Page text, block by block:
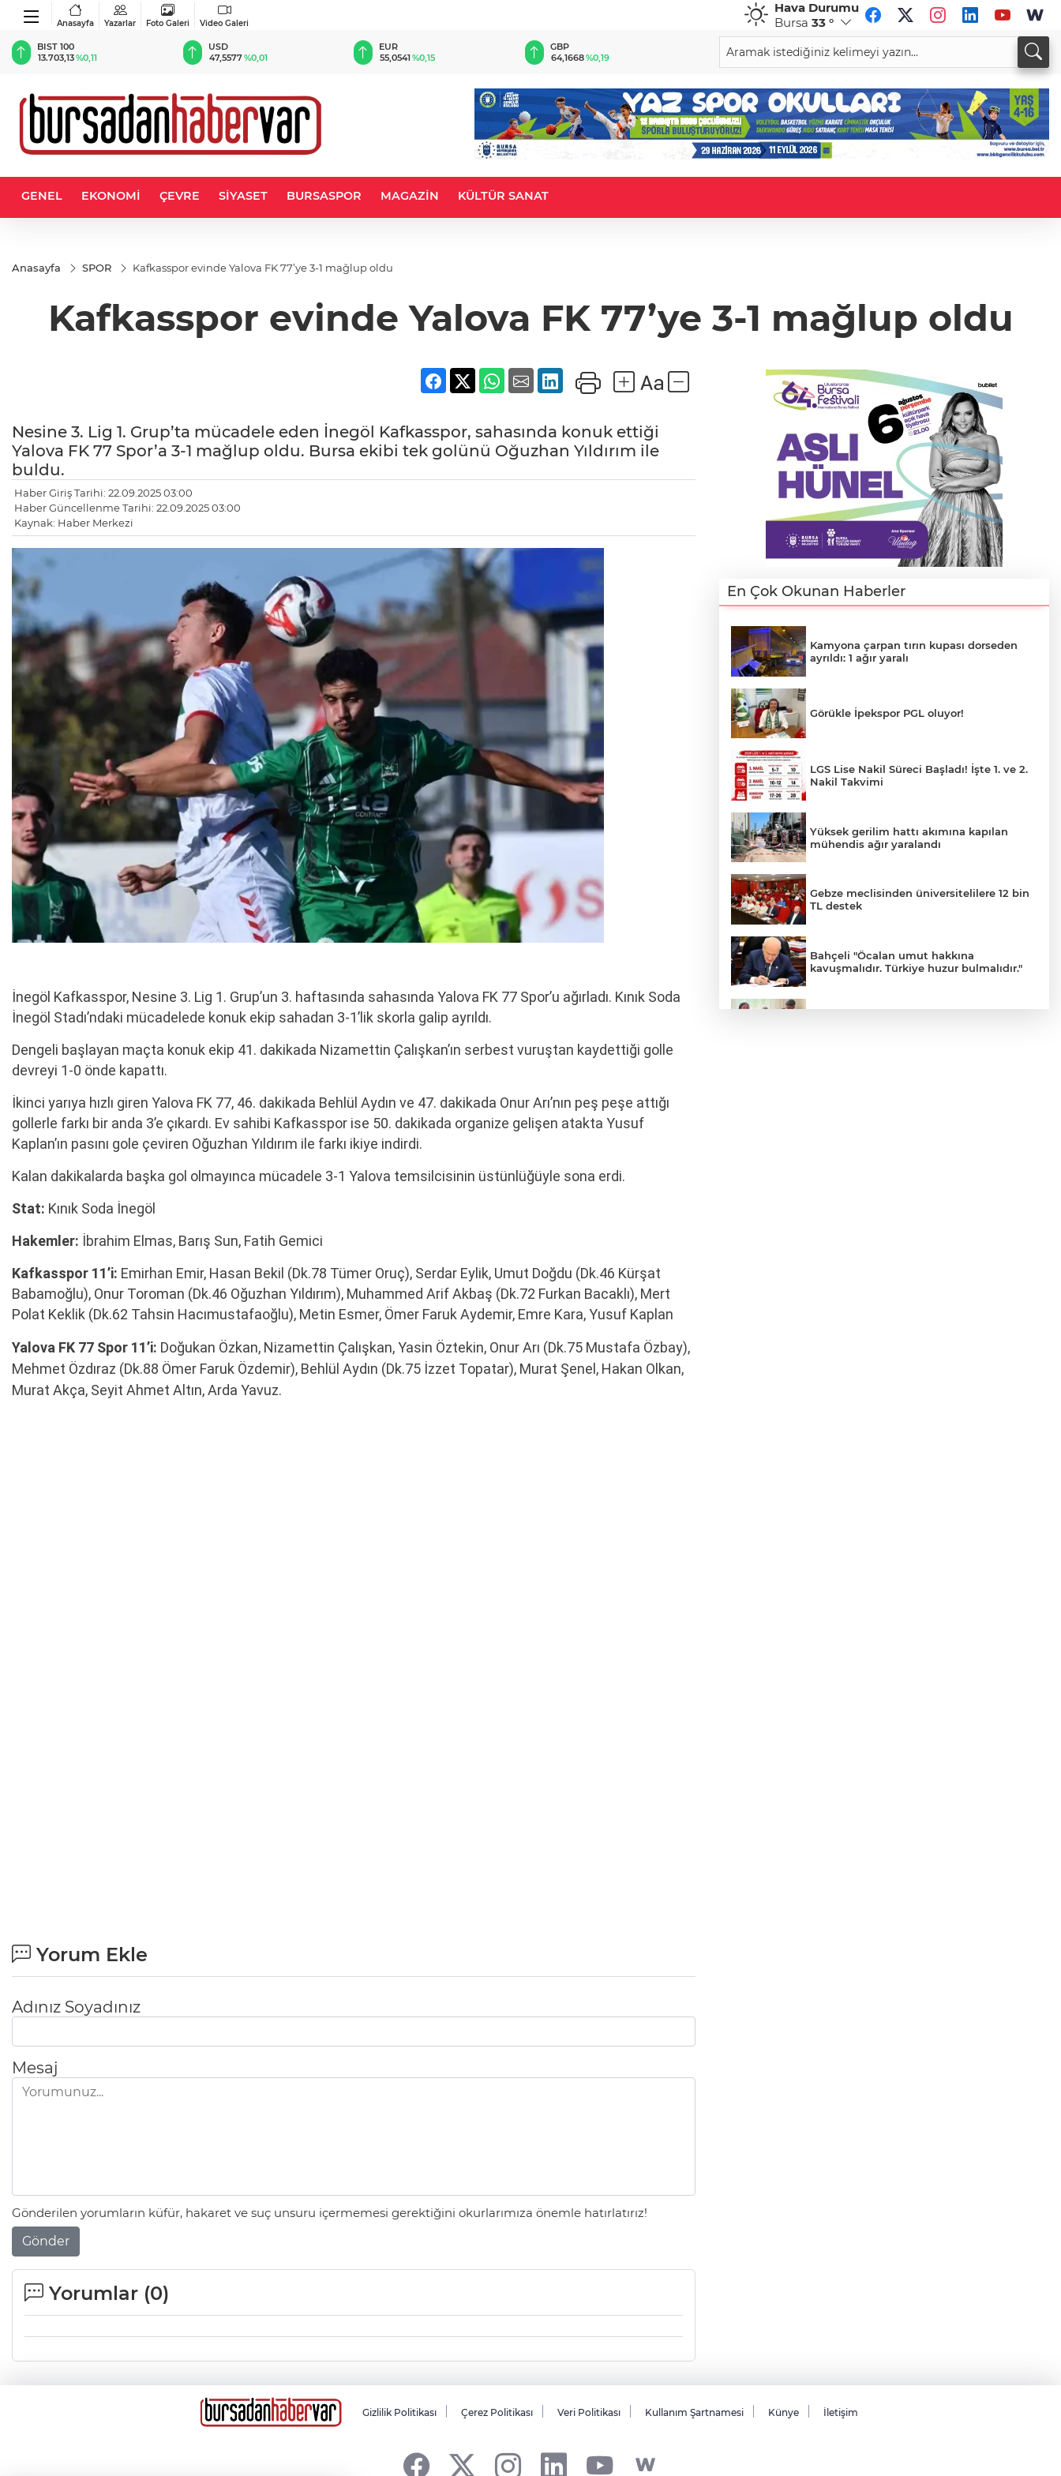
Anasayfa Yazarlar Foto Galeri Video Galeri
Hava Durumu
Bursa 33 °
BIST 100
13.703,13%0,11
USD
47,5577%0,01
EUR
55,0541%0,15
GBP
64,1668%0,19
CHF
58,9146 %0,01
33,9394
GENEL EKONOMİ ÇEVRE SİYASET BURSASPOR MAGAZİN KÜLTÜR SANAT
Anasayfa SPOR Kafkasspor evinde Yalova FK 77’ye 3-1 mağlup oldu
Kafkasspor evinde Yalova FK 77’ye 3-1 mağlup oldu
Nesine 3. Lig 1. Grup’ta mücadele eden İnegöl Kafkasspor, sahasında konuk ettiği
Yalova FK 77 Spor’a 3-1 mağlup oldu. Bursa ekibi tek golünü Oğuzhan Yıldırım ile
buldu.
Haber Giriş Tarihi: 22.09.2025 03:00
Haber Güncellenme Tarihi: 22.09.2025 03:00
Kaynak: Haber Merkezi
İnegöl Kafkasspor, Nesine 3. Lig 1. Grup’un 3. haftasında sahasında Yalova FK 77 Spor’u ağırladı. Kınık Soda
İnegöl Stadı’ndaki mücadelede konuk ekip sahadan 3-1’lik skorla galip ayrıldı.
Dengeli başlayan maçta konuk ekip 41. dakikada Nizamettin Çalışkan’ın serbest vuruştan kaydettiği golle
devreyi 1-0 önde kapattı.
İkinci yarıya hızlı giren Yalova FK 77, 46. dakikada Behlül Aydın ve 47. dakikada Onur Arı’nın peş peşe attığı
gollerle farkı bir anda 3’e çıkardı. Ev sahibi Kafkasspor ise 50. dakikada organize gelişen atakta Yusuf
Kaplan’ın pasını gole çeviren Oğuzhan Yıldırım ile farkı ikiye indirdi.
Kalan dakikalarda başka gol olmayınca mücadele 3-1 Yalova temsilcisinin üstünlüğüyle sona erdi.
Stat: Kınık Soda İnegöl
Hakemler: İbrahim Elmas, Barış Sun, Fatih Gemici
Kafkasspor 11’i: Emirhan Emir, Hasan Bekil (Dk.78 Tümer Oruç), Serdar Eylik, Umut Doğdu (Dk.46 Kürşat
Babamoğlu), Onur Toroman (Dk.46 Oğuzhan Yıldırım), Muhammed Arif Akbaş (Dk.72 Furkan Bacaklı), Mert
Polat Keklik (Dk.62 Tahsin Hacımustafaoğlu), Metin Esmer, Ömer Faruk Aydemir, Emre Kara, Yusuf Kaplan
Yalova FK 77 Spor 11’i: Doğukan Özkan, Nizamettin Çalışkan, Yasin Öztekin, Onur Arı (Dk.75 Mustafa Özbay),
Mehmet Özdıraz (Dk.88 Ömer Faruk Özdemir), Behlül Aydın (Dk.75 İzzet Topatar), Murat Şenel, Hakan Olkan,
Murat Akça, Seyit Ahmet Altın, Arda Yavuz.
Yorum Ekle
Adınız Soyadınız
Mesaj
Gönderilen yorumların küfür, hakaret ve suç unsuru içermemesi gerektiğini okurlarımıza önemle hatırlatırız!
Gönder
Yorumlar (0)
En Çok Okunan Haberler
Kamyona çarpan tırın kupası dorseden
ayrıldı: 1 ağır yaralı
Görükle İpekspor PGL oluyor!
LGS Lise Nakil Süreci Başladı! İşte 1. ve 2.
Nakil Takvimi
Yüksek gerilim hattı akımına kapılan
mühendis ağır yaralandı
Gebze meclisinden üniversitelilere 12 bin
TL destek
Bahçeli "Öcalan umut hakkına
kavuşmalıdır. Türkiye huzur bulmalıdır."
Gizlilik Politikası Çerez Politikası Veri Politikası Kullanım Şartnamesi Künye İletişim